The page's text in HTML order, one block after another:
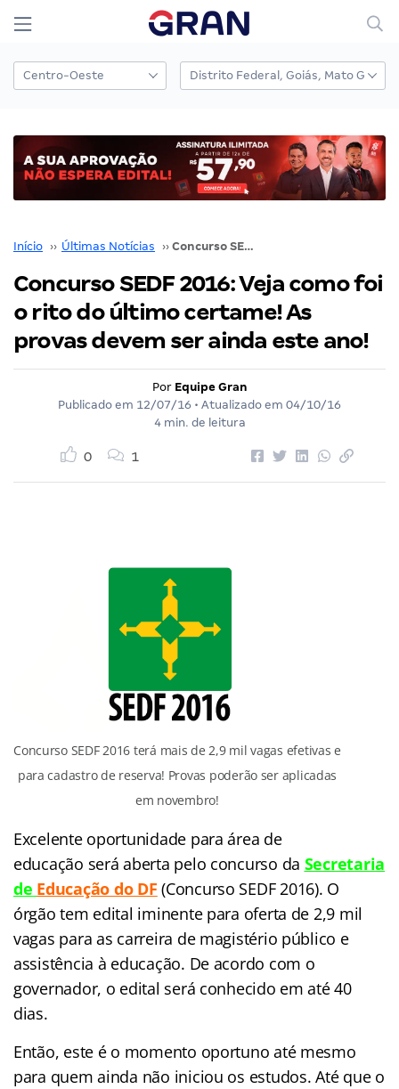
Início ›› Últimas Notícias ›› Concurso SEDF 2016: Veja como foi o rito do último certame! As provas devem ser ainda este ano!
Concurso SEDF 2016: Veja como foi
o rito do último certame! As
provas devem ser ainda este ano!
Por Equipe Gran
Publicado em 12/07/16 • Atualizado em 04/10/16
4 min. de leitura
0 1
Concurso SEDF 2016 terá mais de 2,9 mil vagas efetivas e
para cadastro de reserva! Provas poderão ser aplicadas
em novembro!
Excelente oportunidade para área de
educação será aberta pelo concurso da Secretaria
de Educação do DF (Concurso SEDF 2016). O
órgão tem edital iminente para oferta de 2,9 mil
vagas para as carreira de magistério público e
assistência à educação. De acordo com o
governador, o edital será conhecido em até 40
dias.
Então, este é o momento oportuno até mesmo
para quem ainda não iniciou os estudos. Até que o